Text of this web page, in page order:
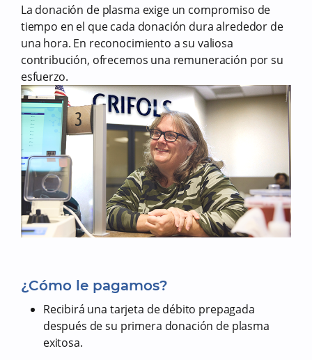
La donación de plasma exige un compromiso de
tiempo en el que cada donación dura alrededor de
una hora. En reconocimiento a su valiosa
contribución, ofrecemos una remuneración por su
esfuerzo.
¿Cómo le pagamos?
Recibirá una tarjeta de débito prepagada
después de su primera donación de plasma
exitosa.